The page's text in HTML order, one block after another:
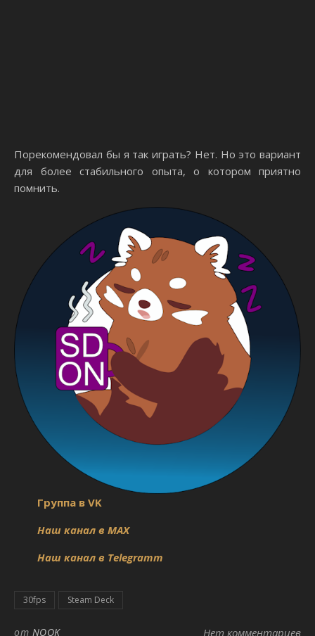
Порекомендовал бы я так играть? Нет. Но это вариант
для более стабильного опыта, о котором приятно
помнить.
Группа в VK
Наш канал в MAX
Наш канал в Telegramm
30fps Steam Deck
от NOOK Нет комментариев